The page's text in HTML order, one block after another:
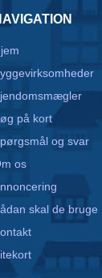
på kort
og svar
os
skal de bruge